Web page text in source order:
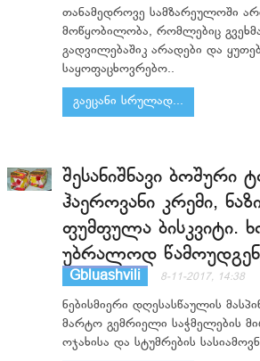
თანამედროვე სამზარეულოში
მოწყობილობა, რომლებიც
გადვილებაშიკ არადები და
საყოფაცხოვრებო..
გაეცანი სრულად...
შესანიშნავი ბოშური
ჰაეროვანი კრემი,
ფუმფულა ბისკვიტი.
უბრალოდ
Gbluashvili 8-11-2017, 14:38
ნებისმიერი დღესასწაულის
მარტო გემრიელი საჭმელების
ოჯახისა და სტუმრების